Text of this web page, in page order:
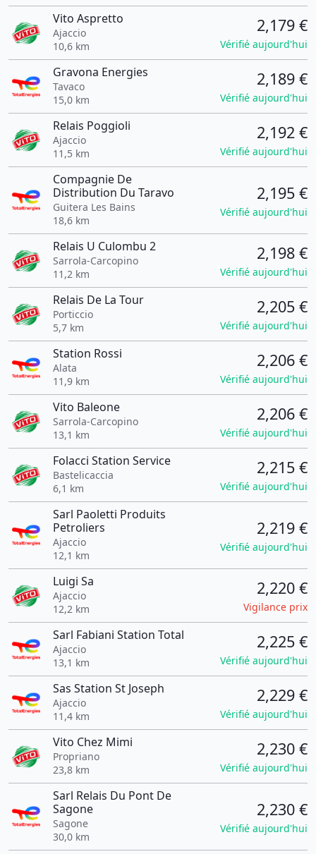
Vito Aspretto
Ajaccio
10,6 km
2,179 €
Vérifié aujourd'hui
Gravona Energies
Tavaco
15,0 km
2,189 €
Vérifié aujourd'hui
Relais Poggioli
Ajaccio
11,5 km
2,192 €
Vérifié aujourd'hui
Compagnie De
Distribution Du Taravo
Guitera Les Bains
18,6 km
2,195 €
Vérifié aujourd'hui
Relais U Culombu 2
Sarrola-Carcopino
11,2 km
2,198 €
Vérifié aujourd'hui
Relais De La Tour
Porticcio
5,7 km
2,205 €
Vérifié aujourd'hui
Station Rossi
Alata
11,9 km
2,206 €
Vérifié aujourd'hui
Vito Baleone
Sarrola-Carcopino
13,1 km
2,206 €
Vérifié aujourd'hui
Folacci Station Service
Bastelicaccia
6,1 km
2,215 €
Vérifié aujourd'hui
Sarl Paoletti Produits
Petroliers
Ajaccio
12,1 km
2,219 €
Vérifié aujourd'hui
Luigi Sa
Ajaccio
12,2 km
2,220 €
Vigilance prix
Sarl Fabiani Station Total
Ajaccio
13,1 km
2,225 €
Vérifié aujourd'hui
Sas Station St Joseph
Ajaccio
11,4 km
2,229 €
Vérifié aujourd'hui
Vito Chez Mimi
Propriano
23,8 km
2,230 €
Vérifié aujourd'hui
Sarl Relais Du Pont De
Sagone
Sagone
30,0 km
2,230 €
Vérifié aujourd'hui